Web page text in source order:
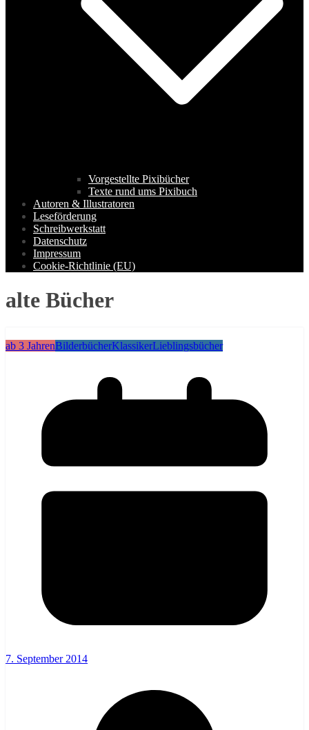
Vorgestellte Pixibücher
Texte rund ums Pixibuch
Autoren & Illustratoren
Leseförderung
Schreibwerkstatt
Datenschutz
Impressum
Cookie-Richtlinie (EU)
alte Bücher
ab 3 JahrenBilderbücherKlassikerLieblingsbücher
7. September 2014